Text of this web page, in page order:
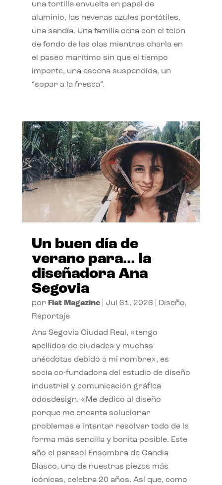
una tortilla envuelta en papel de
aluminio, las neveras azules portátiles,
una sandía. Una familia cena con el telón
de fondo de las olas mientras charla en
el paseo marítimo sin que el tiempo
importe, una escena suspendida, un
“sopar a la fresca”.
Un buen día de
verano para… la
diseñadora Ana
Segovia
por Flat Magazine| Jul 31, 2026 Diseño,
Reportaje
Ana Segovia Ciudad Real, «tengo
apellidos de ciudades y muchas
anécdotas debido a mi nombre», es
socia co-fundadora del estudio de diseño
industrial y comunicación gráfica
odosdesign. «Me dedico al diseño
porque me encanta solucionar
problemas e intentar resolver todo de la
forma más sencilla y bonita posible. Este
año el parasol Ensombra de Gandia
Blasco, una de nuestras piezas más
icónicas, celebra 20 años. Así que, como